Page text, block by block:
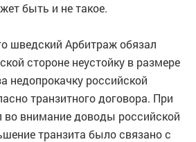
быть и не такое.
шведский Арбитраж обязал
стороне неустойку в размере
недопрокачку российской
транзитного договора. При
во внимание доводы российской
транзита было связано с